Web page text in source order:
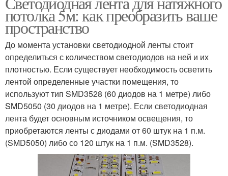
потолка 5м: как преобразить ваше
пространство
До момента установки светодиодной ленты стоит
определиться с количеством светодиодов на ней и их
плотностью. Если существует необходимость осветить
лентой определенные участки помещения, то
используют тип SMD3528 (60 диодов на 1 метре) либо
SMD5050 (30 диодов на 1 метре). Если светодиодная
лента будет основным источником освещения, то
приобретаются ленты с диодами от 60 штук на 1 п.м.
(SMD5050) либо со 120 штук на 1 п.м. (SMD3528).